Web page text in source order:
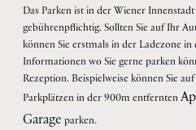
Das Parken ist in der Wiener
gebührenpflichtig. Sollten Sie auf Ihr
können Sie erstmals in der Ladezone
Informationen wo Sie gerne parken
Rezeption. Beispielweise können Sie
Parkplätzen in der 900m entfernten
Garage parken.